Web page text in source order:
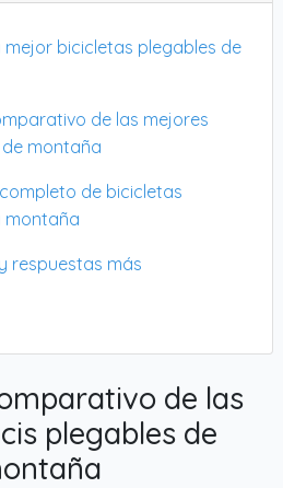
mejor bicicletas plegables de
de las mejores
montaña
de bicicletas
montaña
respuestas más
de las
plegables de